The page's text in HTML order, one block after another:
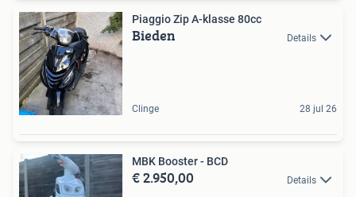
Piaggio Zip A-klasse 80cc
Bieden Details
Clinge 28 jul 26
MBK Booster - BCD
€ 2.950,00 Details